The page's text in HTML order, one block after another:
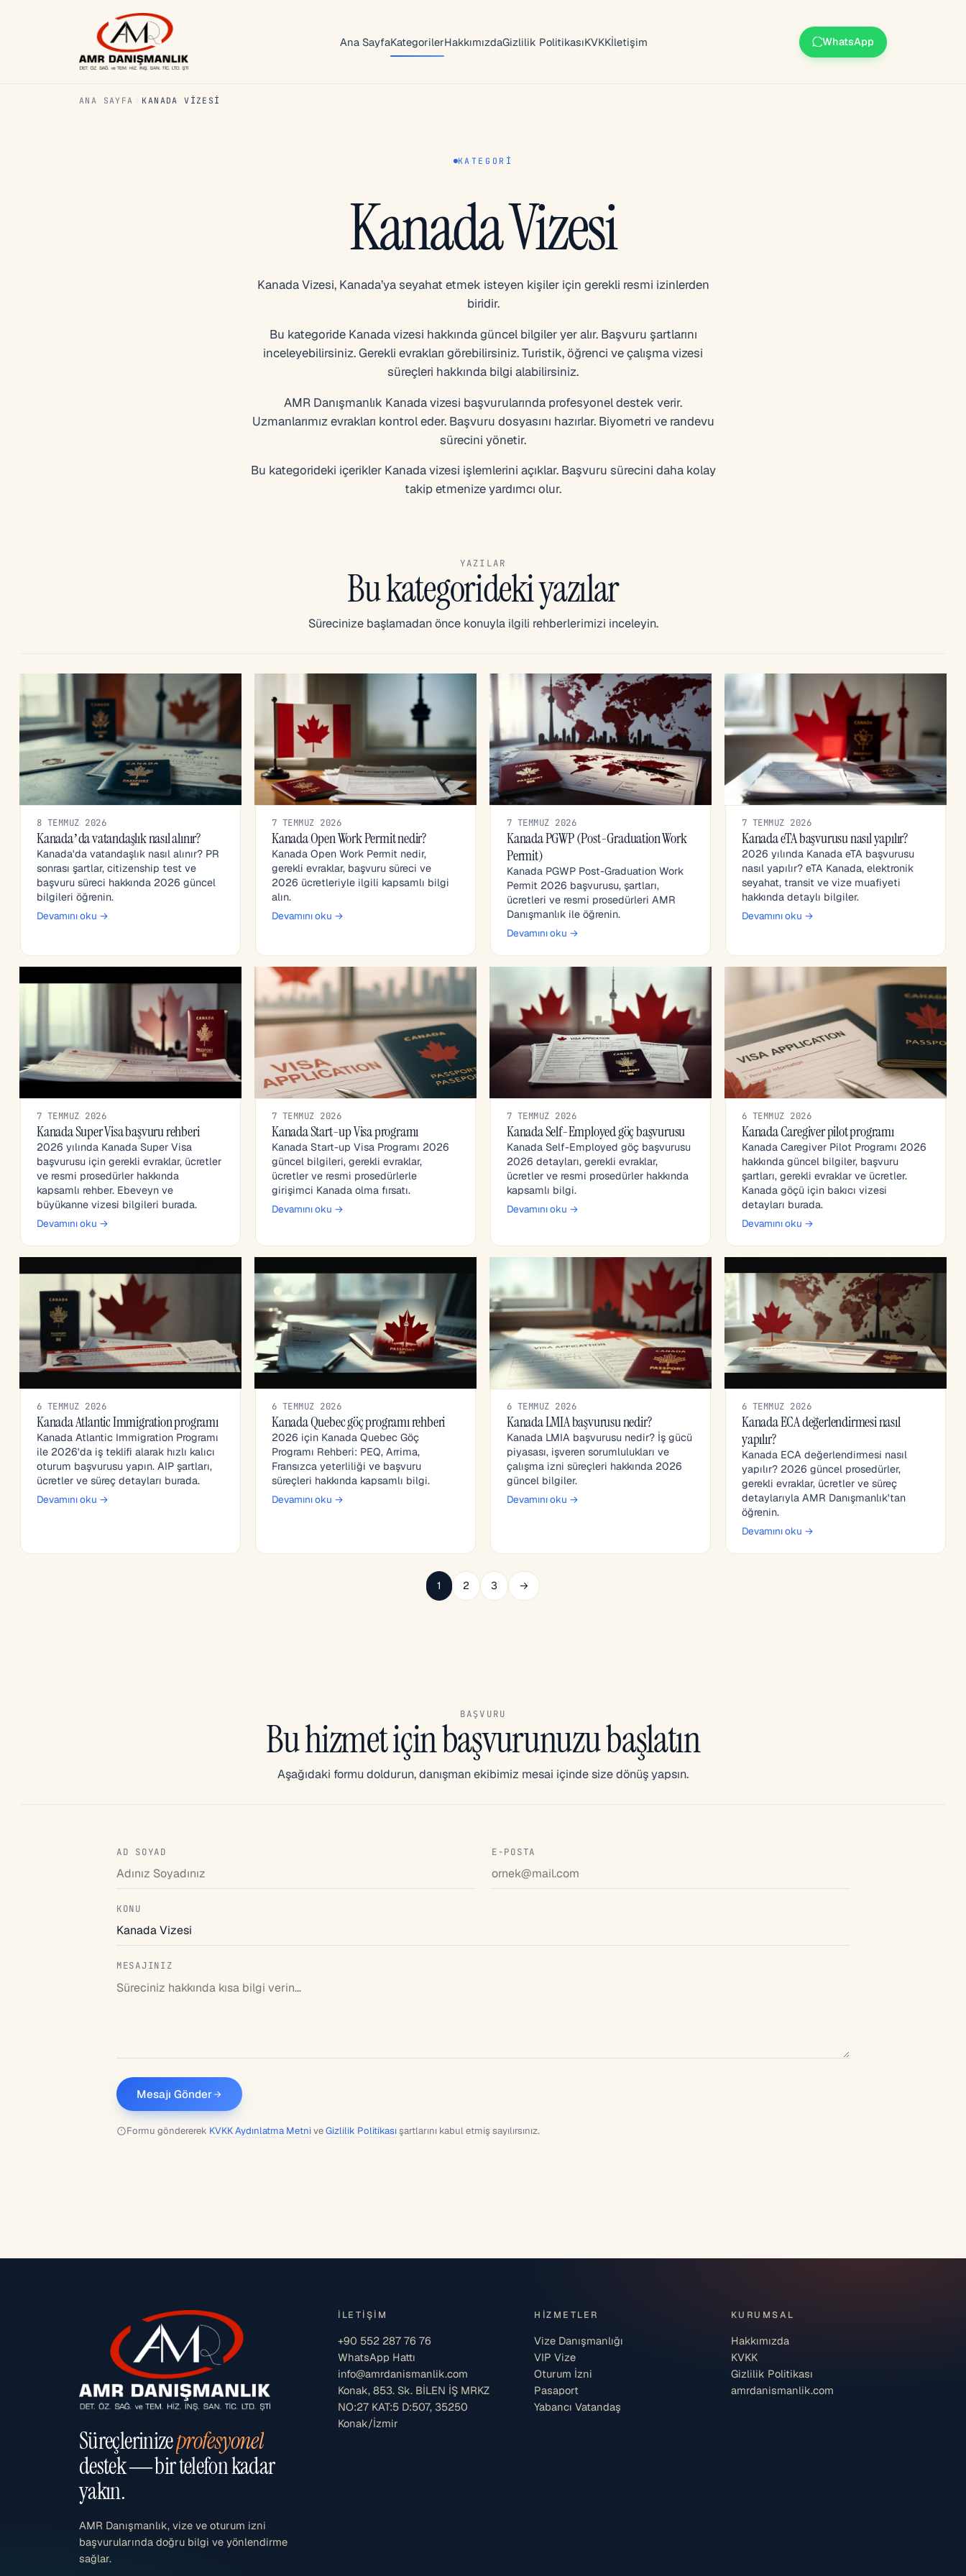
Ana SayfaKategorilerHakkımızdaGizlilik PolitikasıKVKKİletişim WhatsApp
ANA SAYFA KANADA VIZESI
KATEGORI
Kanada Vizesi
Kanada Vizesi, Kanada’ya seyahat etmek isteyen kişiler için gerekli resmi izinlerden
biridir.
Bu kategoride Kanada vizesi hakkında güncel bilgiler yer alır. Başvuru şartlarını
inceleyebilirsiniz. Gerekli evrakları görebilirsiniz. Turistik, öğrenci ve çalışma vizesi
süreçleri hakkında bilgi alabilirsiniz.
AMR Danışmanlık Kanada vizesi başvurularında profesyonel destek verir.
Uzmanlarımız evrakları kontrol eder. Başvuru dosyasını hazırlar. Biyometri ve randevu
sürecini yönetir.
Bu kategorideki içerikler Kanada vizesi işlemlerini açıklar. Başvuru sürecini daha kolay
takip etmenize yardımcı olur.
YAZILAR
Bu kategorideki yazılar
Sürecinize başlamadan önce konuyla ilgili rehberlerimizi inceleyin.
8 TEMMUZ 2026
Kanada’da vatandaşlık nasıl alınır?
Kanada'da vatandaşlık nasıl alınır? PR
sonrası şartlar, citizenship test ve
başvuru süreci hakkında 2026 güncel
bilgileri öğrenin.
Devamını oku →
7 TEMMUZ 2026
Kanada Open Work Permit nedir?
Kanada Open Work Permit nedir,
gerekli evraklar, başvuru süreci ve
2026 ücretleriyle ilgili kapsamlı bilgi
alın.
Devamını oku →
7 TEMMUZ 2026
Kanada PGWP (Post-Graduation Work
Permit)
Kanada PGWP Post-Graduation Work
Permit 2026 başvurusu, şartları,
ücretleri ve resmi prosedürleri AMR
Danışmanlık ile öğrenin.
Devamını oku →
7 TEMMUZ 2026
Kanada eTA başvurusu nasıl yapılır?
2026 yılında Kanada eTA başvurusu
nasıl yapılır? eTA Kanada, elektronik
seyahat, transit ve vize muafiyeti
hakkında detaylı bilgiler.
Devamını oku →
7 TEMMUZ 2026
Kanada Super Visa başvuru rehberi
2026 yılında Kanada Super Visa
başvurusu için gerekli evraklar, ücretler
ve resmi prosedürler hakkında
kapsamlı rehber. Ebeveyn ve
büyükanne vizesi bilgileri burada.
Devamını oku →
7 TEMMUZ 2026
Kanada Start-up Visa programı
Kanada Start-up Visa Programı 2026
güncel bilgileri, gerekli evraklar,
ücretler ve resmi prosedürlerle
girişimci Kanada olma fırsatı.
Devamını oku →
7 TEMMUZ 2026
Kanada Self-Employed göç başvurusu
Kanada Self-Employed göç başvurusu
2026 detayları, gerekli evraklar,
ücretler ve resmi prosedürler hakkında
kapsamlı bilgi.
Devamını oku →
6 TEMMUZ 2026
Kanada Caregiver pilot programı
Kanada Caregiver Pilot Programı 2026
hakkında güncel bilgiler, başvuru
şartları, gerekli evraklar ve ücretler.
Kanada göçü için bakıcı vizesi
detayları burada.
Devamını oku →
6 TEMMUZ 2026
Kanada Atlantic Immigration programı
Kanada Atlantic Immigration Programı
ile 2026'da iş teklifi alarak hızlı kalıcı
oturum başvurusu yapın. AIP şartları,
ücretler ve süreç detayları burada.
Devamını oku →
6 TEMMUZ 2026
Kanada Quebec göç programı rehberi
2026 için Kanada Quebec Göç
Programı Rehberi: PEQ, Arrima,
Fransızca yeterliliği ve başvuru
süreçleri hakkında kapsamlı bilgi.
Devamını oku →
6 TEMMUZ 2026
Kanada LMIA başvurusu nedir?
Kanada LMIA başvurusu nedir? İş gücü
piyasası, işveren sorumlulukları ve
çalışma izni süreçleri hakkında 2026
güncel bilgiler.
Devamını oku →
6 TEMMUZ 2026
Kanada ECA değerlendirmesi nasıl
yapılır?
Kanada ECA değerlendirmesi nasıl
yapılır? 2026 güncel prosedürler,
gerekli evraklar, ücretler ve süreç
detaylarıyla AMR Danışmanlık'tan
öğrenin.
Devamını oku →
1 2 3 →
BAŞVURU
Bu hizmet için başvurunuzu başlatın
Aşağıdaki formu doldurun, danışman ekibimiz mesai içinde size dönüş yapsın.
AD SOYAD E-POSTA
KONU
MESAJINIZ
Mesajı Gönder
Formu göndererek KVKK Aydınlatma MetniveGizlilik Politikasışartlarını kabul etmiş sayılırsınız.
Süreçlerinizeprofesyonel
destek — bir telefon kadar
yakın.
AMR Danışmanlık, vize ve oturum izni
başvurularında doğru bilgi ve yönlendirme
sağlar.
İLETIŞIM
+90 552 287 76 76
WhatsApp Hattı
info@amrdanismanlik.com
Konak, 853. Sk. BİLEN İŞ MRKZ
NO:27 KAT:5 D:507, 35250
Konak/İzmir
HIZMETLER
Vize Danışmanlığı
VIP Vize
Oturum İzni
Pasaport
Yabancı Vatandaş
KURUMSAL
Hakkımızda
KVKK
Gizlilik Politikası
amrdanismanlik.com